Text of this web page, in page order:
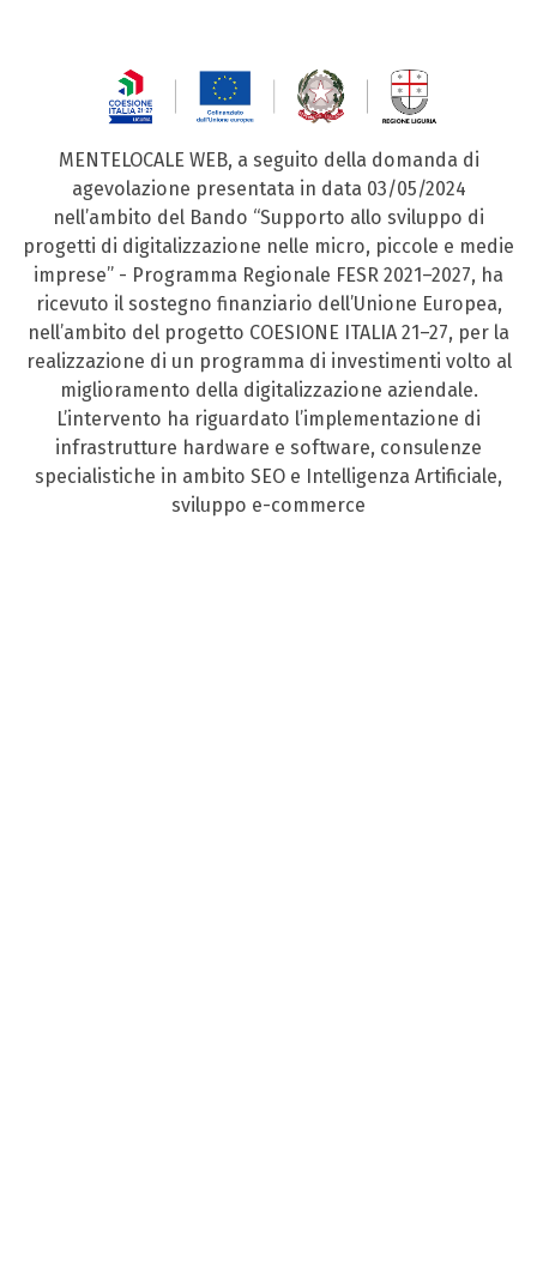
MENTELOCALE WEB, a seguito della domanda di
agevolazione presentata in data 03/05/2024
nell’ambito del Bando “Supporto allo sviluppo di
progetti di digitalizzazione nelle micro, piccole e medie
imprese” - Programma Regionale FESR 2021–2027, ha
ricevuto il sostegno finanziario dell’Unione Europea,
nell’ambito del progetto COESIONE ITALIA 21–27, per la
realizzazione di un programma di investimenti volto al
miglioramento della digitalizzazione aziendale.
L’intervento ha riguardato l’implementazione di
infrastrutture hardware e software, consulenze
specialistiche in ambito SEO e Intelligenza Artificiale,
sviluppo e-commerce